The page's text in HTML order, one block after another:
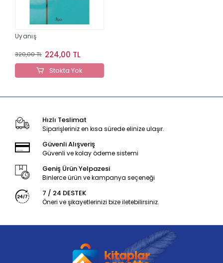
Uyanış
320,00 TL 224,00 TL
Stokta Yok
Hızlı Teslimat
Siparişleriniz en kısa sürede elinize ulaşır.
Güvenli Alışveriş
Güvenli ve kolay ödeme sistemi
Geniş Ürün Yelpazesi
Binlerce ürün ve kampanya seçeneği
7 / 24 DESTEK
Öneri ve şikayetlerinizi bize iletebilirsiniz.